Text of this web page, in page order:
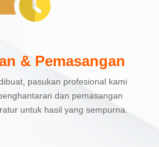
& Pemasangan
pasukan profesional kami
dan pemasangan
untuk hasil yang sempurna.